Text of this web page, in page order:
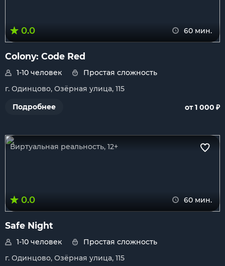
0.0 60 мин.
Colony: Code Red
1-10 человек
Простая сложность
г. Одинцово, Озёрная улица, 115
Подробнее
от 1 000 ₽
Виртуальная реальность, 12+
0.0 60 мин.
Safe Night
1-10 человек
Простая сложность
г. Одинцово, Озёрная улица, 115